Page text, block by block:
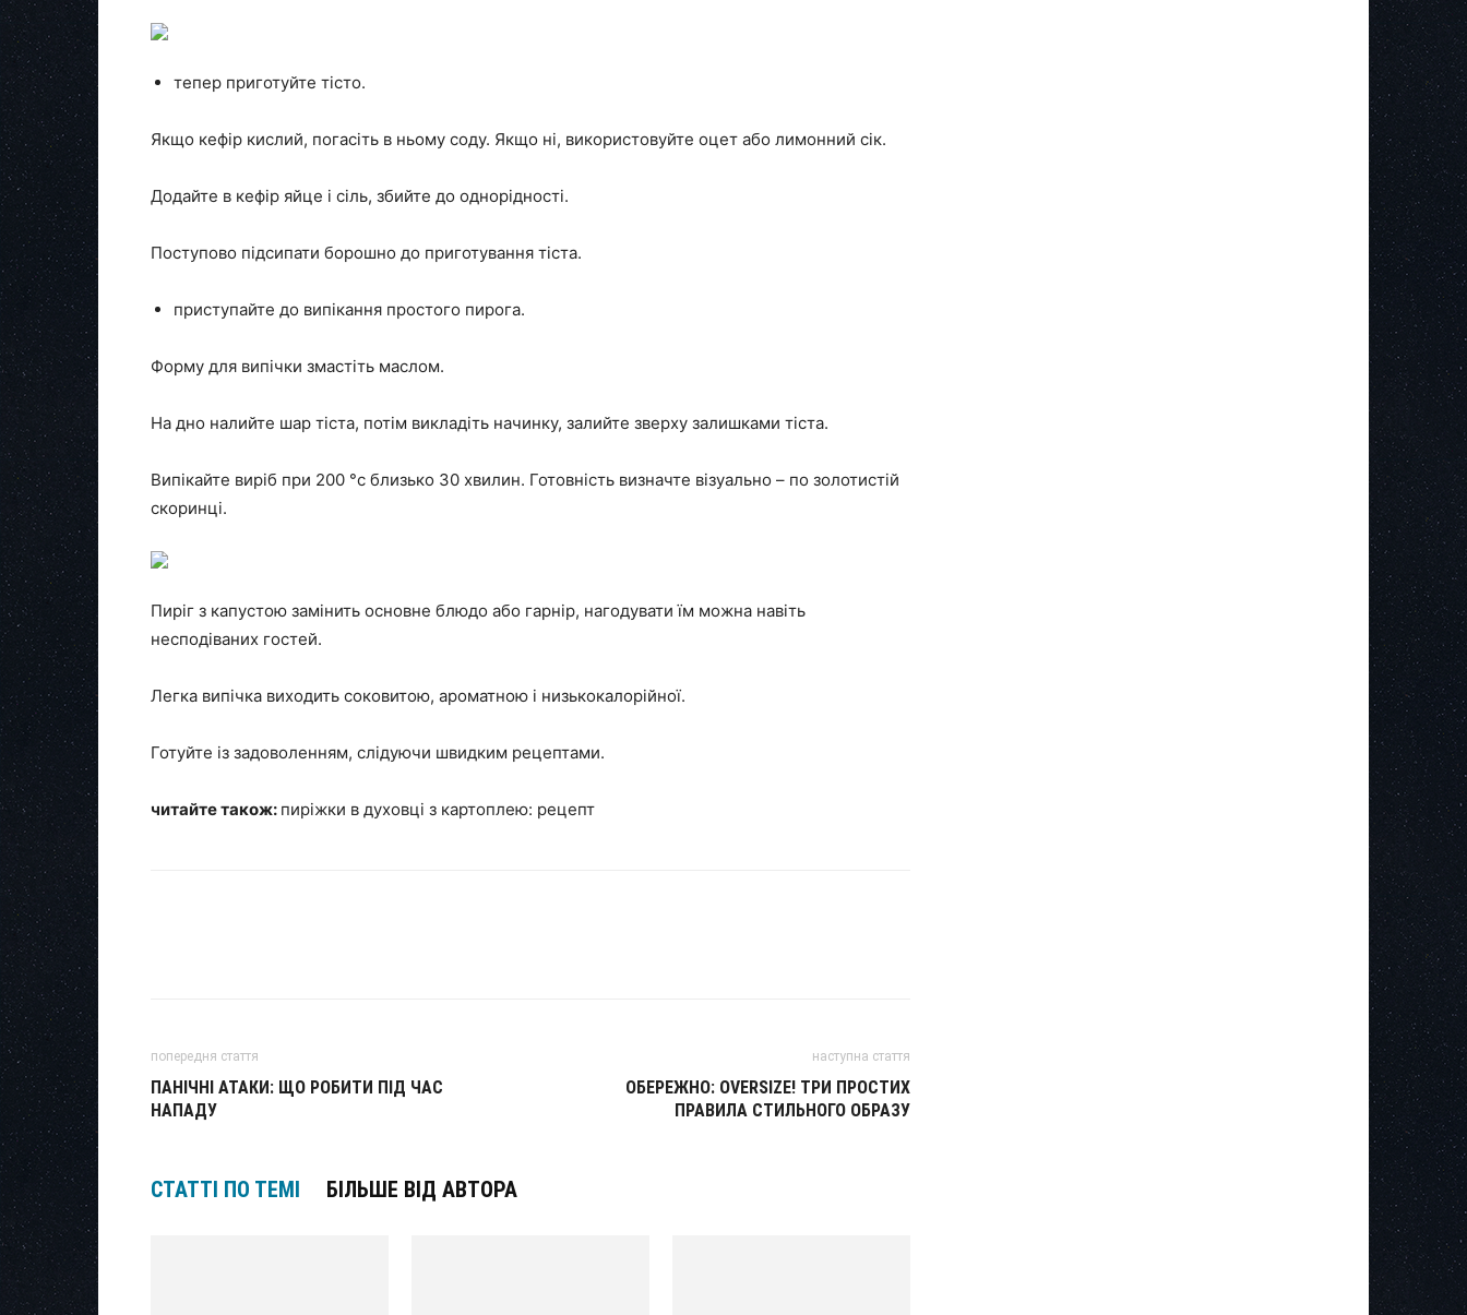
тепер приготуйте тісто.
Якщо кефір кислий, погасіть в ньому соду. Якщо ні, використовуйте оцет або лимонний сік.
Додайте в кефір яйце і сіль, збийте до однорідності.
Поступово підсипати борошно до приготування тіста.
приступайте до випікання простого пирога.
Форму для випічки змастіть маслом.
На дно налийте шар тіста, потім викладіть начинку, залийте зверху залишками тіста.
Випікайте виріб при 200 °с близько 30 хвилин. Готовність визначте візуально – по золотистій
скоринці.
Пиріг з капустою замінить основне блюдо або гарнір, нагодувати їм можна навіть
несподіваних гостей.
Легка випічка виходить соковитою, ароматною і низькокалорійної.
Готуйте із задоволенням, слідуючи швидким рецептами.
читайте також: пиріжки в духовці з картоплею: рецепт
попередня стаття
ПАНІЧНІ АТАКИ: ЩО РОБИТИ ПІД ЧАС
НАПАДУ
наступна стаття
ОБЕРЕЖНО: OVERSIZE! ТРИ ПРОСТИХ
ПРАВИЛА СТИЛЬНОГО ОБРАЗУ
СТАТТІ ПО ТЕМІ БІЛЬШЕ ВІД АВТОРА